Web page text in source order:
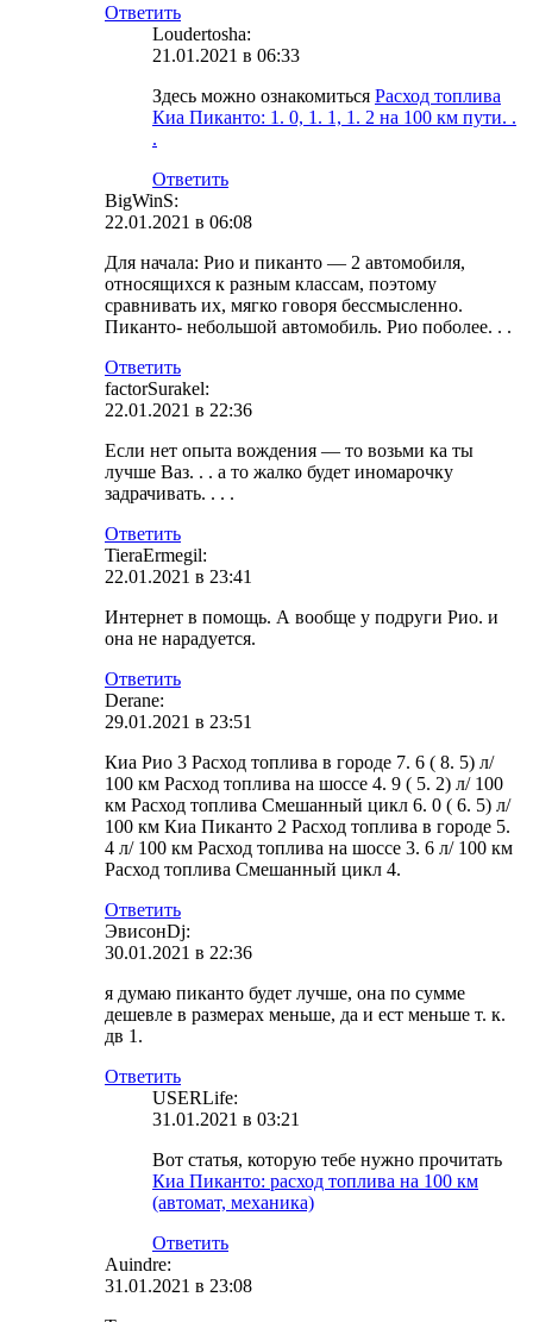
Ответить
Loudertosha:
21.01.2021 в 06:33
Здесь можно ознакомиться Расход топлива
Киа Пиканто: 1. 0, 1. 1, 1. 2 на 100 км пути. .
.
Ответить
BigWinS:
22.01.2021 в 06:08
Для начала: Рио и пиканто — 2 автомобиля,
относящихся к разным классам, поэтому
сравнивать их, мягко говоря бессмысленно.
Пиканто- небольшой автомобиль. Рио поболее. . .
Ответить
factorSurakel:
22.01.2021 в 22:36
Если нет опыта вождения — то возьми ка ты
лучше Ваз. . . а то жалко будет иномарочку
задрачивать. . . .
Ответить
TieraErmegil:
22.01.2021 в 23:41
Интернет в помощь. А вообще у подруги Рио. и
она не нарадуется.
Ответить
Derane:
29.01.2021 в 23:51
Киа Рио 3 Расход топлива в городе 7. 6 ( 8. 5) л/
100 км Расход топлива на шоссе 4. 9 ( 5. 2) л/ 100
км Расход топлива Смешанный цикл 6. 0 ( 6. 5) л/
100 км Киа Пиканто 2 Расход топлива в городе 5.
4 л/ 100 км Расход топлива на шоссе 3. 6 л/ 100 км
Расход топлива Смешанный цикл 4.
Ответить
ЭвисонDj:
30.01.2021 в 22:36
я думаю пиканто будет лучше, она по сумме
дешевле в размерах меньше, да и ест меньше т. к.
дв 1.
Ответить
USERLife:
31.01.2021 в 03:21
Вот статья, которую тебе нужно прочитать
Киа Пиканто: расход топлива на 100 км
(автомат, механика)
Ответить
Auindre:
31.01.2021 в 23:08